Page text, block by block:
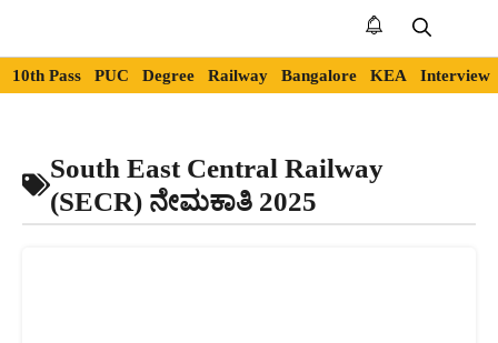
content
10th Pass PUC Degree Railway Bangalore KEA Interview
South East Central Railway
(SECR) ನೇಮಕಾತಿ 2025